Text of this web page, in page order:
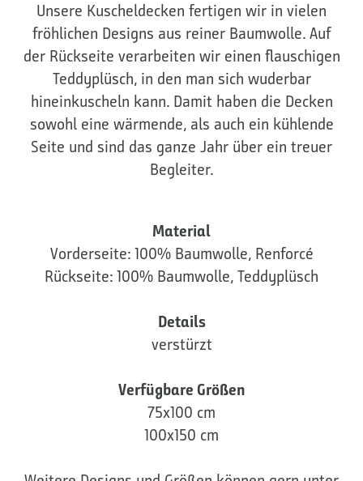
Unsere Kuscheldecken fertigen wir in vielen
fröhlichen Designs aus reiner Baumwolle. Auf
der Rückseite verarbeiten wir einen flauschigen
Teddyplüsch, in den man sich wuderbar
hineinkuscheln kann. Damit haben die Decken
sowohl eine wärmende, als auch ein kühlende
Seite und sind das ganze Jahr über ein treuer
Begleiter.
Material
Vorderseite: 100% Baumwolle, Renforcé
Rückseite: 100% Baumwolle, Teddyplüsch
Details
verstürzt
Verfügbare Größen
75x100 cm
100x150 cm